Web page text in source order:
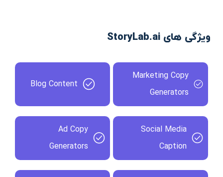
ویژگی های StoryLab.ai
Marketing Copy
Generators
Blog Content
Social Media
Caption
Ad Copy
Generators